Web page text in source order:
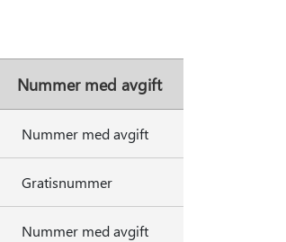
Nummer med avgift
Nummer med avgift
Gratisnummer
Nummer med avgift